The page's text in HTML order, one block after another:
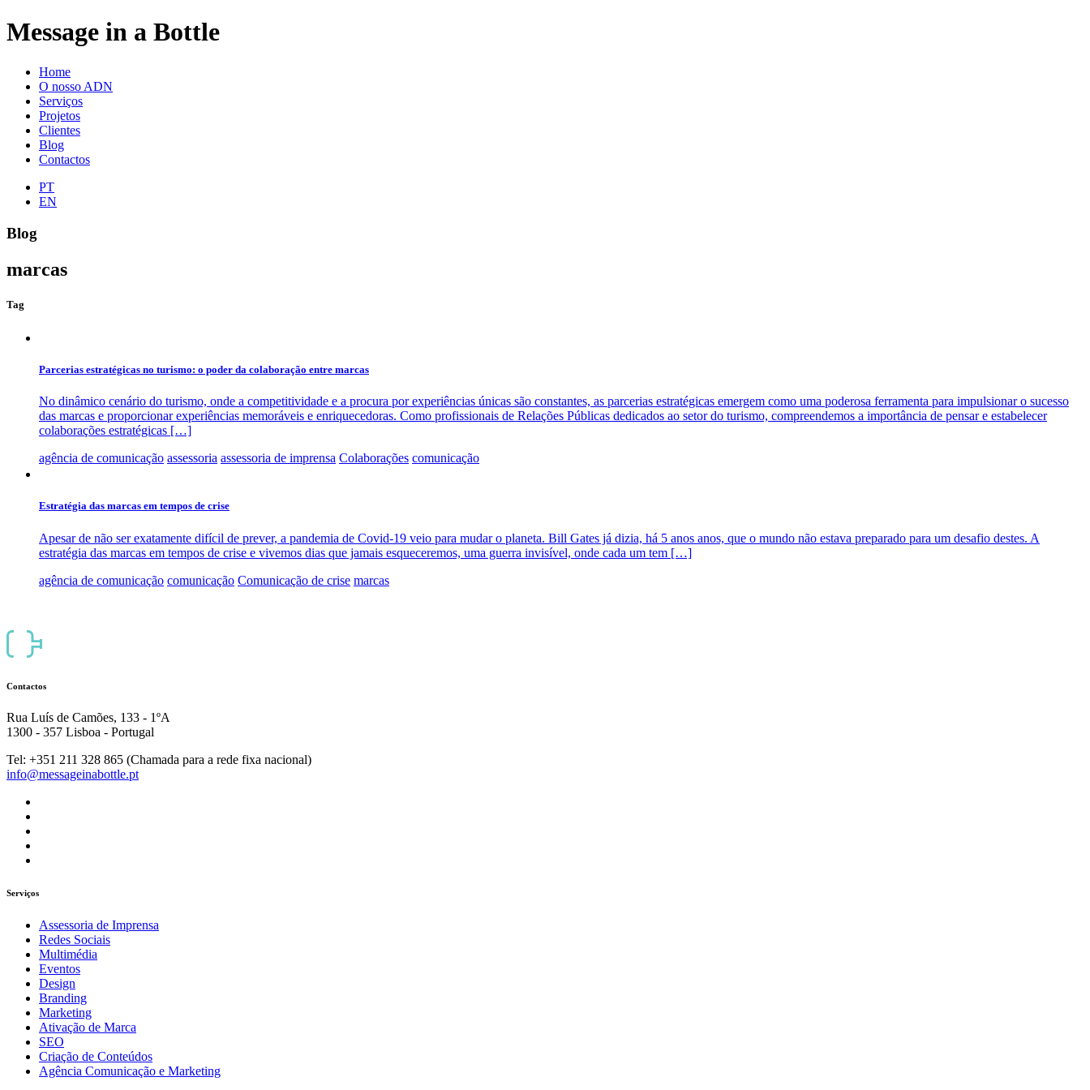
Message in a Bottle
Home
O nosso ADN
Serviços
Projetos
Clientes
Blog
Contactos
PT
EN
Blog
marcas
Tag
Parcerias estratégicas no turismo: o poder da colaboração entre marcas
No dinâmico cenário do turismo, onde a competitividade e a procura por experiências únicas são constantes, as parcerias estratégicas emergem como uma poderosa ferramenta para impulsionar o sucesso
das marcas e proporcionar experiências memoráveis e enriquecedoras. Como profissionais de Relações Públicas dedicados ao setor do turismo, compreendemos a importância de pensar e estabelecer
colaborações estratégicas […]
agência de comunicação assessoria assessoria de imprensa Colaborações comunicação
Estratégia das marcas em tempos de crise
Apesar de não ser exatamente difícil de prever, a pandemia de Covid-19 veio para mudar o planeta. Bill Gates já dizia, há 5 anos anos, que o mundo não estava preparado para um desafio destes. A
estratégia das marcas em tempos de crise e vivemos dias que jamais esqueceremos, uma guerra invisível, onde cada um tem […]
agência de comunicação comunicação Comunicação de crise marcas
Contactos
Rua Luís de Camões, 133 - 1ºA
1300 - 357 Lisboa - Portugal
Tel: +351 211 328 865 (Chamada para a rede fixa nacional)
info@messageinabottle.pt
Serviços
Assessoria de Imprensa
Redes Sociais
Multimédia
Eventos
Design
Branding
Marketing
Ativação de Marca
SEO
Criação de Conteúdos
Agência Comunicação e Marketing